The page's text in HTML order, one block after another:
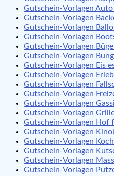
Gutschein-Vorlagen
Gutschein-Vorlagen
Gutschein-Vorlagen
Gutschein-Vorlagen
Gutschein-Vorlagen
Gutschein-Vorlagen
Gutschein-Vorlagen Eis
Gutschein-Vorlagen
Gutschein-Vorlagen
Gutschein-Vorlagen
Gutschein-Vorlagen
Gutschein-Vorlagen
Gutschein-Vorlagen Hof
Gutschein-Vorlagen
Gutschein-Vorlagen
Gutschein-Vorlagen
Gutschein-Vorlagen
Gutschein-Vorlagen